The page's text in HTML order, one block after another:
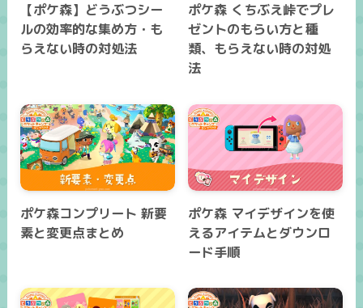
【ポケ森】どうぶつシー
ルの効率的な集め方・も
らえない時の対処法
ポケ森 くちぶえ峠でプレ
ゼントのもらい方と種
類、もらえない時の対処
法
ポケ森コンプリート 新要
素と変更点まとめ
ポケ森 マイデザインを使
えるアイテムとダウンロ
ード手順